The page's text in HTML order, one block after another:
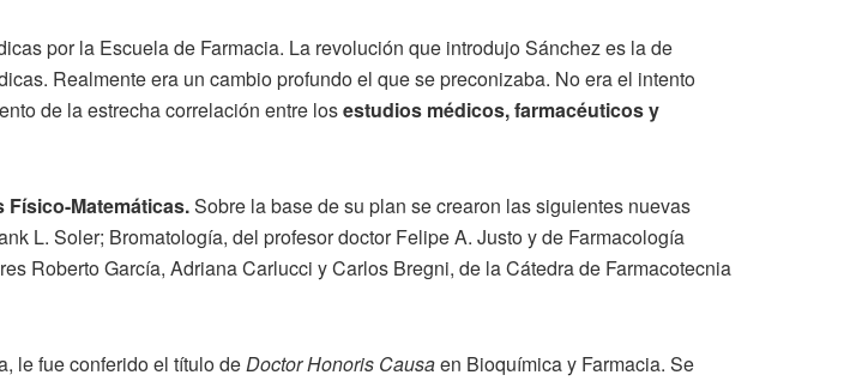
por la Escuela de Farmacia. La revolución que introdujo Sánchez es la de
Realmente era un cambio profundo el que se preconizaba. No era el intento
de la estrecha correlación entre losestudios médicos, farmacéuticos y
Físico-Matemáticas.Sobre la base de su plan se crearon las siguientes nuevas
L. Soler; Bromatología, del profesor doctor Felipe A. Justo y de Farmacología
Roberto García, Adriana Carlucci y Carlos Bregni, de la Cátedra de Farmacotecnia
le fue conferido el título deDoctor Honoris Causaen Bioquímica y Farmacia. Se